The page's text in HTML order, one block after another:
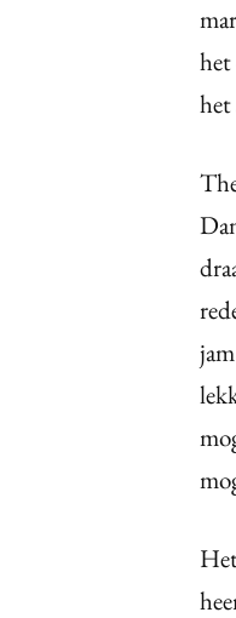
het
het